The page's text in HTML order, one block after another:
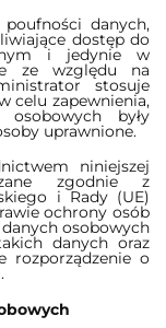
danych,
dostęp do
i jedynie w
ze względu na
stosuje
celu zapewnienia,
były
uprawnione.
niniejszej
zgodnie z
i Rady (UE)
ochrony osób
osobowych
danych oraz
rozporządzenie o